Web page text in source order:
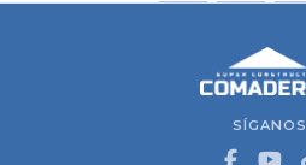
SÍGANOS